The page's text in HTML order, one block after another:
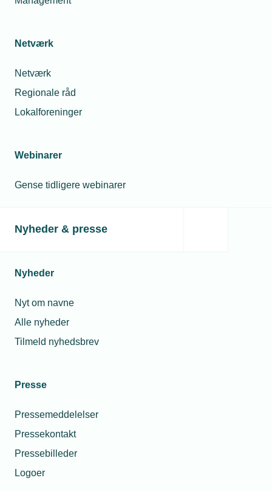
Netværk
Netværk
Regionale råd
Lokalforeninger
Webinarer
Gense tidligere webinarer
Nyheder & presse
Nyheder
Nyt om navne
Alle nyheder
Tilmeld nyhedsbrev
Presse
Pressemeddelelser
Pressekontakt
Pressebilleder
Logoer
Relaterede nyheder
Hæv KM-penge på papegøjeplader
Relaterede nyheder